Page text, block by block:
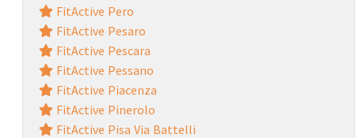
FitActive Pero
FitActive Pesaro
FitActive Pescara
FitActive Pessano
FitActive Piacenza
FitActive Pinerolo
FitActive Pisa Via Battelli